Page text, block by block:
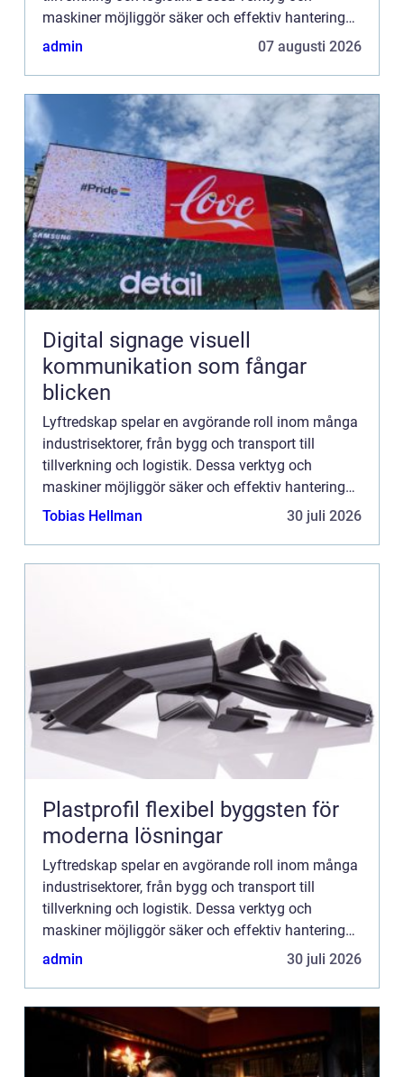
maskiner möjliggör säker och effektiv hantering
av tung utrustning och material. De är inte bara
admin 07 augusti 2026
Digital signage visuell
kommunikation som fångar
blicken
Lyftredskap spelar en avgörande roll inom många
industrisektorer, från bygg och transport till
tillverkning och logistik. Dessa verktyg och
maskiner möjliggör säker och effektiv hantering
av tung utrustning och material. De är inte bara
Tobias Hellman 30 juli 2026
Plastprofil flexibel byggsten för
moderna lösningar
Lyftredskap spelar en avgörande roll inom många
industrisektorer, från bygg och transport till
tillverkning och logistik. Dessa verktyg och
maskiner möjliggör säker och effektiv hantering
av tung utrustning och material. De är inte bara
admin 30 juli 2026